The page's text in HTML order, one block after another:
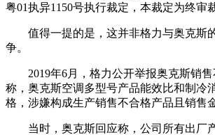
粤01执异1150号执行裁定，本裁定为终审
值得一提的是，这并非格力与奥克斯
争。
2019年6月，格力公开举报奥克斯销售
称，奥克斯空调多型号产品能效比和制冷
格，涉嫌构成生产销售不合格产品且销售
当时，奥克斯回应称，公司所有出厂